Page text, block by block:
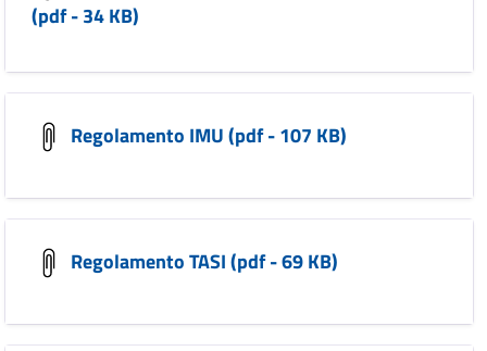
(pdf - 34 KB)
Regolamento IMU (pdf - 107 KB)
Regolamento TASI (pdf - 69 KB)